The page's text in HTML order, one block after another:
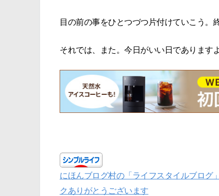
目の前の事をひとつづつ片付けていこう。
それでは、また。今日がいい日であります
にほんブログ村の「ライフスタイルブログ
クありがとうございます